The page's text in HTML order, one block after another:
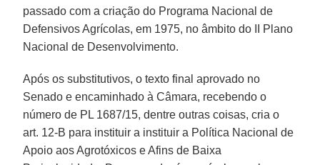
passado com a criação do Programa Nacional de
Defensivos Agrícolas, em 1975, no âmbito do II Plano
Nacional de Desenvolvimento.
Após os substitutivos, o texto final aprovado no
Senado e encaminhado à Câmara, recebendo o
número de PL 1687/15, dentre outras coisas, cria o
art. 12-B para instituir a instituir a Política Nacional de
Apoio aos Agrotóxicos e Afins de Baixa